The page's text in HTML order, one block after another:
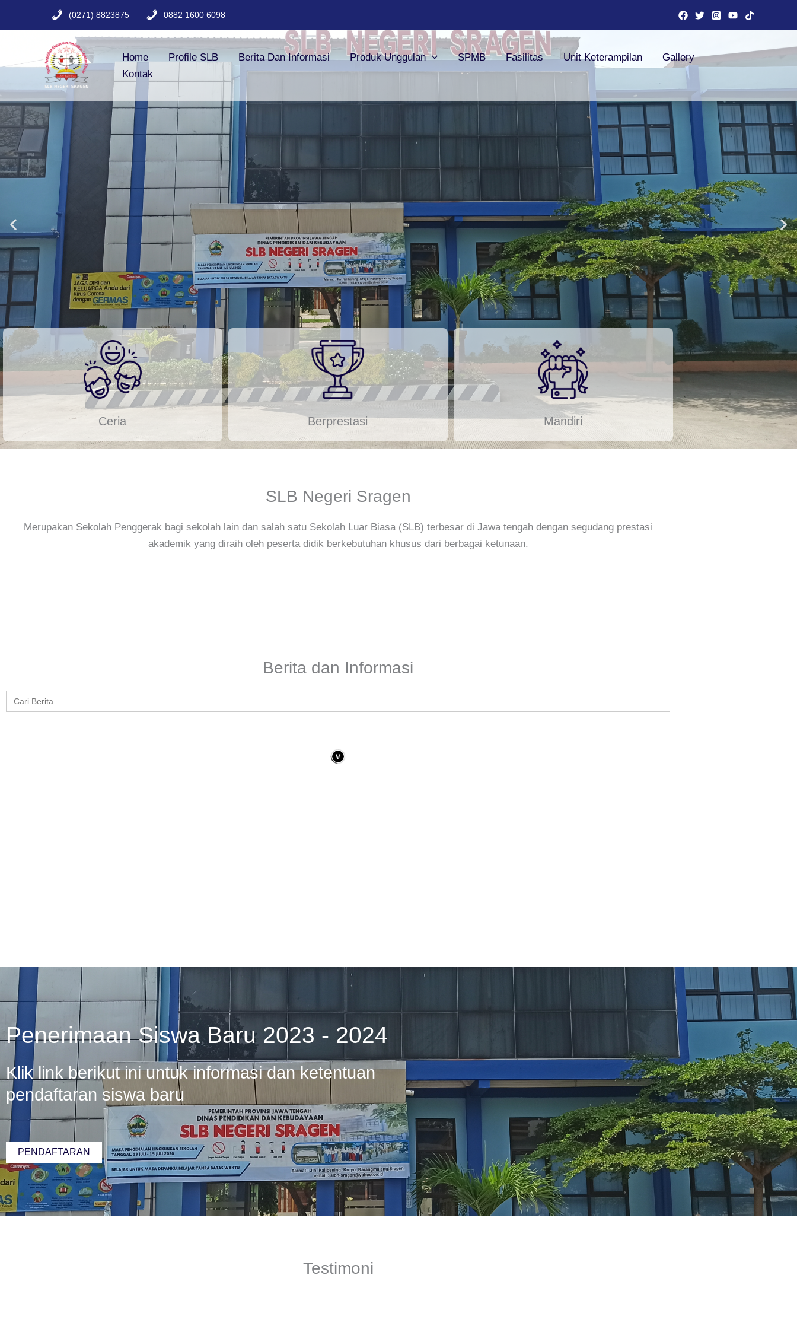
(0271) 8823875 0882 1600 6098
Home Profile SLB Berita Dan Informasi Produk Unggulan SPMB Fasilitas Unit Keterampilan
Gallery
Kontak
Ceria Berprestasi Mandiri
SLB Negeri Sragen
Merupakan Sekolah Penggerak bagi sekolah lain dan salah satu Sekolah Luar Biasa (SLB) terbesar di Jawa tengah dengan segudang prestasi
akademik yang diraih oleh peserta didik berkebutuhan khusus dari berbagai ketunaan.
Berita dan Informasi
Search
for:
Penerimaan Siswa Baru 2023 - 2024
Klik link berikut ini untuk informasi dan ketentuan
pendaftaran siswa baru
PENDAFTARAN
Testimoni